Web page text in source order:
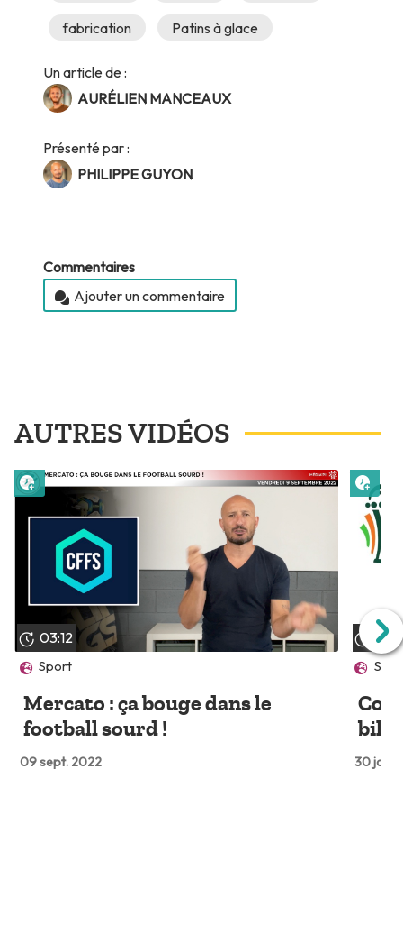
fabrication Patins à glace
Un article de :
AURÉLIEN MANCEAUX
Présenté par :
PHILIPPE GUYON
Commentaires
Ajouter un commentaire
AUTRES VIDÉOS
03:12
Sport
Mercato : ça bouge dans le
football sourd !
09 sept. 2022
Lire plus tard
30